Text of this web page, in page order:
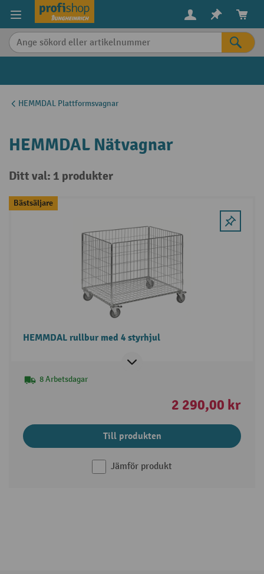
HEMMDAL Plattformsvagnar
HEMMDAL Nätvagnar
Ditt val: 1 produkter
Bästsäljare
HEMMDAL rullbur med 4 styrhjul
8 Arbetsdagar
2 290,00 kr
Till produkten
Jämför produkt